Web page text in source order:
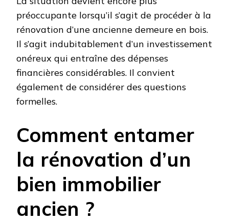
préoccupante lorsqu’il s’agit de procéder à la
rénovation d’une ancienne demeure en bois.
Il s’agit indubitablement d’un investissement
onéreux qui entraîne des dépenses
financières considérables. Il convient
également de considérer des questions
formelles.
Comment entamer
la rénovation d’un
bien immobilier
ancien ?